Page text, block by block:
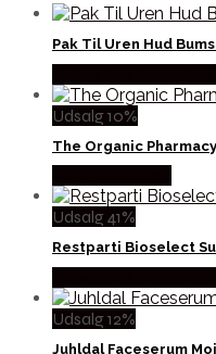
Pak Til Uren Hud
Udsalg 10%
The Organic
Udsalg 41%
Restparti Bioselect
Udsalg 12%
Juhldal Faceserum